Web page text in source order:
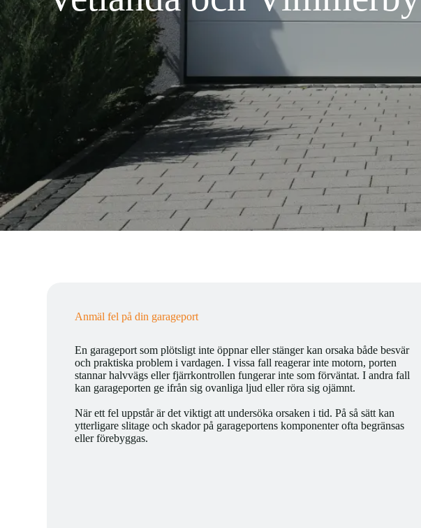
Anmäl fel på din garageport
En garageport som plötsligt inte öppnar eller stänger kan orsaka både besvär
och praktiska problem i vardagen. I vissa fall reagerar inte motorn, porten
stannar halvvägs eller fjärrkontrollen fungerar inte som förväntat. I andra fall
kan garageporten ge ifrån sig ovanliga ljud eller röra sig ojämnt.
När ett fel uppstår är det viktigt att undersöka orsaken i tid. På så sätt kan
ytterligare slitage och skador på garageportens komponenter ofta begränsas
eller förebyggas.